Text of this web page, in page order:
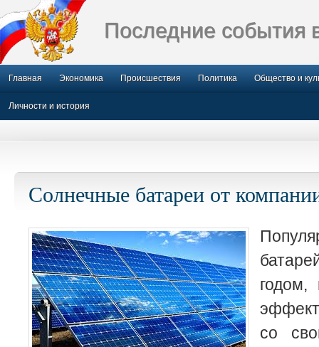
Последние события
Главная Экономика Происшествия Политика Общество и
Личности и история
Солнечные батареи от
годом,
со